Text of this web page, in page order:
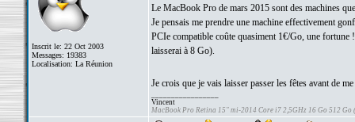
Inscrit le: 22 Oct 2003
Messages: 19383
Localisation: La Réunion
Le MacBook Pro de mars 2015 sont des machines
Je pensais me prendre une machine effectivement
PCIe compatible coûte quasiment 1€/Go, une
laisserai à 8 Go).
Je crois que je vais laisser passer les fêtes avant de
Vincent
MacBook Pro Retina 15" mi-2014 Core i7 2,5GHz 16 Go 512 Go